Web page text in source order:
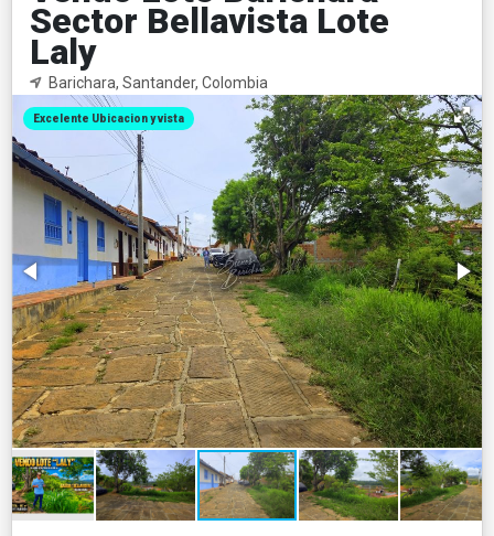
Sector Bellavista Lote
Laly
Barichara, Santander, Colombia
Excelente Ubicacion y vista